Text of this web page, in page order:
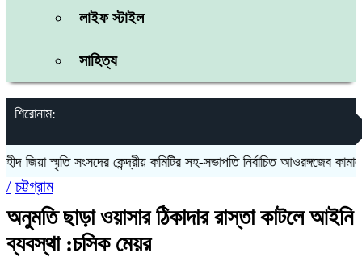
লাইফ স্টাইল
সাহিত্য
শিরোনাম:
স্মৃতি সংসদের কেন্দ্রীয় কমিটির সহ-সভাপতি নির্বাচিত আওরঙ্গজেব কামাল
/ চট্টগ্রাম
অনুমতি ছাড়া ওয়াসার ঠিকাদার রাস্তা কাটলে আইনি
ব্যবস্থা :চসিক মেয়র